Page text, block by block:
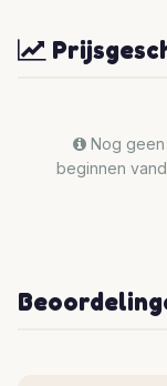
Nog geen
beginnen